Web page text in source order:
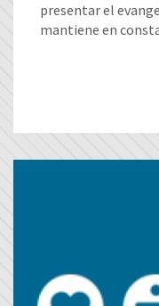
presentar el
mantiene en